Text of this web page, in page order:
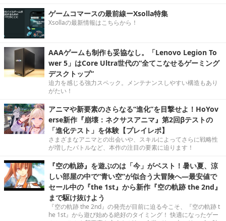
ゲームコマースの最前線ーXsolla特集
Xsollaの最新情報はこちらから！
AAAゲームも制作も妥協なし。「Lenovo Legion To
wer 5」はCore Ultra世代の“全てこなせるゲーミング
デスクトップ”
迫力を感じる強力スペック。メンテナンスしやすい構造もあり
がたい！
アニマや新要素のさらなる“進化”を目撃せよ！HoYov
erse新作『崩壊：ネクサスアニマ』第2回βテストの
「進化テスト」を体験【プレイレポ】
さまざまなアニマとの出会いや、スキルによってさらに戦略性
が増したバトルなど、本作の注目の要素に迫ります！
『空の軌跡』を遊ぶのは「今」がベスト！暑い夏、涼
しい部屋の中で“青い空”が似合う大冒険へ―最安値で
セール中の『the 1st』から新作『空の軌跡 the 2nd』
まで駆け抜けよう
『空の軌跡 the 2nd』の発売が目前に迫る今こそ、『空の軌跡 t
he 1st』から遊び始める絶好のタイミング！ 快適になったゲー